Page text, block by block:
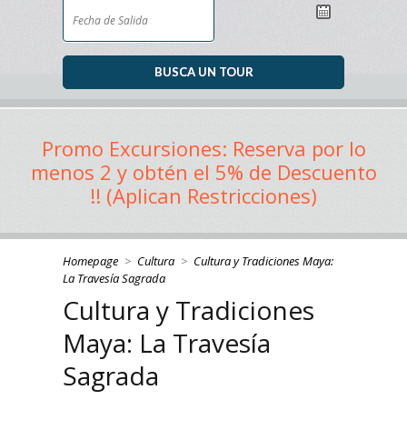
Promo Excursiones: Reserva por lo
menos 2 y obtén el 5% de Descuento
!! (Aplican Restricciones)
Homepage > Cultura > Cultura y Tradiciones Maya:
La Travesía Sagrada
Cultura y Tradiciones
Maya: La Travesía
Sagrada